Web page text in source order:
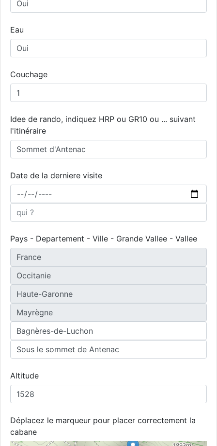
Eau
Couchage
Idee de rando, indiquez HRP ou GR10 ou ... suivant
l'itinéraire
Date de la derniere visite
Pays - Departement - Ville - Grande Vallee - Vallee
Altitude
Déplacez le marqueur pour placer correctement la
cabane